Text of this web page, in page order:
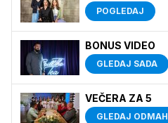
POGLEDAJ
BONUS VIDEO
GLEDAJ SADA
VEČERA ZA 5
GLEDAJ ODMAH